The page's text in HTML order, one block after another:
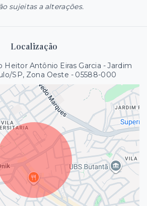
sujeitas a alterações.
Localização
Heitor Antônio Eiras Garcia - Jardim
SP, Zona Oeste - 05588-000